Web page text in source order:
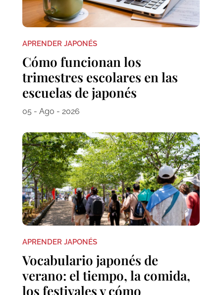
APRENDER JAPONÉS
Cómo funcionan los
trimestres escolares en las
escuelas de japonés
05 - Ago - 2026
APRENDER JAPONÉS
Vocabulario japonés de
verano: el tiempo, la comida,
los festivales y cómo